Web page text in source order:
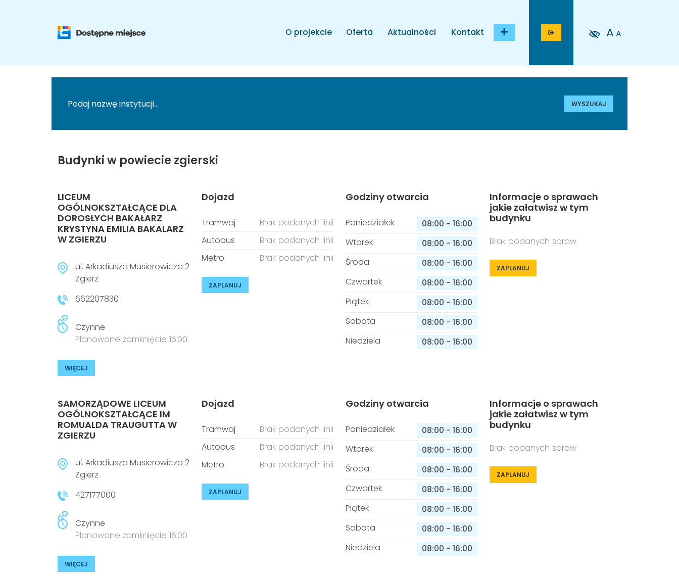
O projekcie Oferta Aktualności Kontakt A A
WYSZUKAJ
Budynki w powiecie zgierski
LICEUM
OGÓLNOKSZTAŁCĄCE DLA
DOROSŁYCH BAKAŁARZ
KRYSTYNA EMILIA BAKALARZ
W ZGIERZU
ul. Arkadiusza Musierowicza 2
Zgierz
662207830
Czynne
Planowane zamknięcie 16:00
WIĘCEJ
Dojazd
Tramwaj
Brak podanych linii
Autobus
Brak podanych linii
Metro
Brak podanych linii
ZAPLANUJ
Godziny otwarcia
Poniedziałek 08:00 - 16:00
Wtorek
08:00 - 16:00
Środa
08:00 - 16:00
Czwartek
08:00 - 16:00
Piątek
08:00 - 16:00
Sobota
08:00 - 16:00
Niedziela
08:00 - 16:00
Informacje o sprawach
jakie załatwisz w tym
budynku
Brak podanych spraw
ZAPLANUJ
SAMORZĄDOWE LICEUM
OGÓLNOKSZTAŁCĄCE IM
ROMUALDA TRAUGUTTA W
ZGIERZU
ul. Arkadiusza Musierowicza 2
Zgierz
427177000
Czynne
Planowane zamknięcie 16:00
WIĘCEJ
Dojazd
Tramwaj
Brak podanych linii
Autobus
Brak podanych linii
Metro
Brak podanych linii
ZAPLANUJ
Godziny otwarcia
Poniedziałek 08:00 - 16:00
Wtorek
08:00 - 16:00
Środa
08:00 - 16:00
Czwartek
08:00 - 16:00
Piątek
08:00 - 16:00
Sobota
08:00 - 16:00
Niedziela
08:00 - 16:00
Informacje o sprawach
jakie załatwisz w tym
budynku
Brak podanych spraw
ZAPLANUJ